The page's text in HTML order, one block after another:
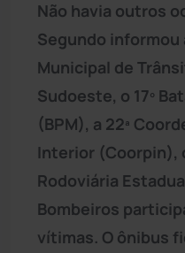
Não havia outros
Segundo
Municipal de
Sudoeste, o 17º
(BPM), a 22ª
Interior (Coorpin),
Rodoviária
Bombeiros
vítimas. O ônibus